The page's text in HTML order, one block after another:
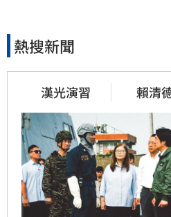
熱搜新聞
漢光演習 賴清